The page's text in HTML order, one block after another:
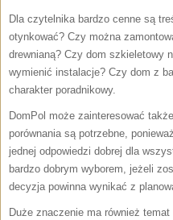
Dla czytelnika bardzo cenne są
otynkować? Czy można
drewnianą? Czy dom szkieletowy
wymienić instalacje? Czy dom z
charakter poradnikowy.
DomPol może zainteresować
porównania są potrzebne,
jednej odpowiedzi dobrej dla
bardzo dobrym wyborem, jeżeli
decyzja powinna wynikać z
Duże znaczenie ma również